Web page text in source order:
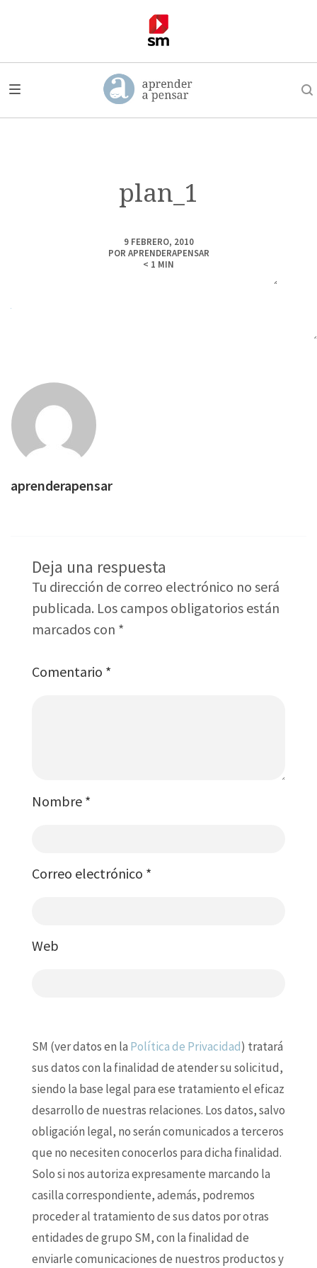
plan_1
9 FEBRERO, 2010
POR APRENDERAPENSAR
< 1 MIN
aprenderapensar
Deja una respuesta
Tu dirección de correo electrónico no será
publicada. Los campos obligatorios están
marcados con *
Comentario *
Nombre *
Correo electrónico *
Web
SM (ver datos en la Política de Privacidad) tratará
sus datos con la finalidad de atender su solicitud,
siendo la base legal para ese tratamiento el eficaz
desarrollo de nuestras relaciones. Los datos, salvo
obligación legal, no serán comunicados a terceros
que no necesiten conocerlos para dicha finalidad.
Solo si nos autoriza expresamente marcando la
casilla correspondiente, además, podremos
proceder al tratamiento de sus datos por otras
entidades de grupo SM, con la finalidad de
enviarle comunicaciones de nuestros productos y